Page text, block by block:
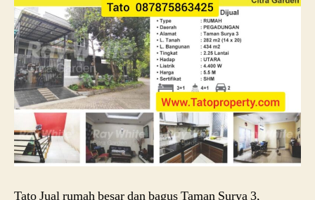
Tato Jual rumah besar dan bagus Taman Surya 3,